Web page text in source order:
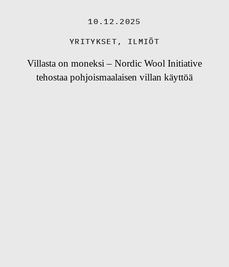
10.12.2025
YRITYKSET , ILMIÖT
Villasta on moneksi – Nordic Wool Initiative
tehostaa pohjoismaalaisen villan käyttöä